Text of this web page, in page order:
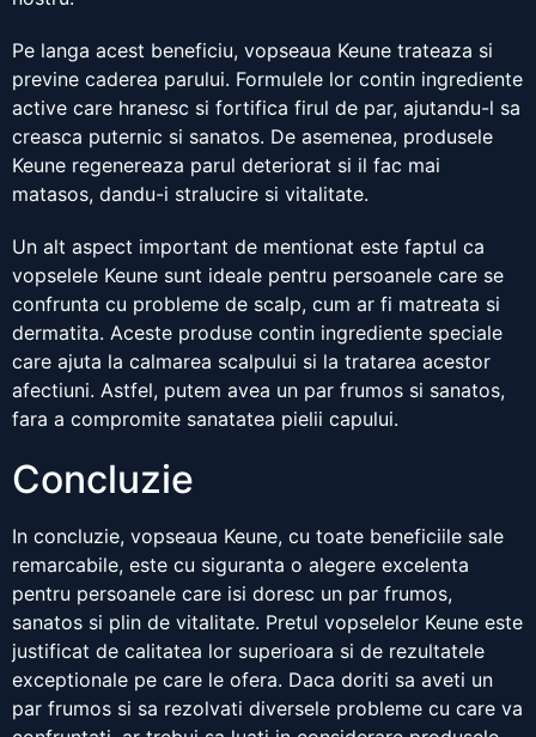
Pe langa acest beneficiu, vopseaua Keune trateaza si
previne caderea parului. Formulele lor contin ingrediente
active care hranesc si fortifica firul de par, ajutandu-l sa
creasca puternic si sanatos. De asemenea, produsele
Keune regenereaza parul deteriorat si il fac mai
matasos, dandu-i stralucire si vitalitate.
Un alt aspect important de mentionat este faptul ca
vopselele Keune sunt ideale pentru persoanele care se
confrunta cu probleme de scalp, cum ar fi matreata si
dermatita. Aceste produse contin ingrediente speciale
care ajuta la calmarea scalpului si la tratarea acestor
afectiuni. Astfel, putem avea un par frumos si sanatos,
fara a compromite sanatatea pielii capului.
Concluzie
In concluzie, vopseaua Keune, cu toate beneficiile sale
remarcabile, este cu siguranta o alegere excelenta
pentru persoanele care isi doresc un par frumos,
sanatos si plin de vitalitate. Pretul vopselelor Keune este
justificat de calitatea lor superioara si de rezultatele
exceptionale pe care le ofera. Daca doriti sa aveti un
par frumos si sa rezolvati diversele probleme cu care va